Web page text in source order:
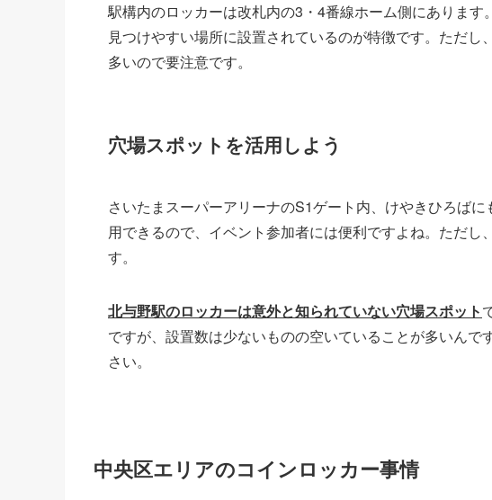
駅構内のロッカーは改札内の3・4番線ホーム側にあります
見つけやすい場所に設置されているのが特徴です。ただ
多いので要注意です。
穴場スポットを活用しよう
さいたまスーパーアリーナのS1ゲート内、けやきひろば
用できるので、イベント参加者には便利ですよね。ただし
す。
北与野駅のロッカーは意外と知られていない穴場スポット
ですが、設置数は少ないものの空いていることが多いん
さい。
中央区エリアのコインロッカー事情